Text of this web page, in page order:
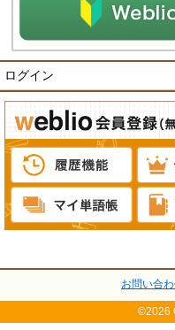
ログイン
お問い合
©2026